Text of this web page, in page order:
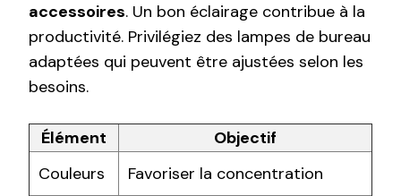
accessoires. Un bon éclairage contribue à la
productivité. Privilégiez des lampes de bureau
adaptées qui peuvent être ajustées selon les
besoins.
Élément
Objectif
Couleurs
Favoriser la concentration